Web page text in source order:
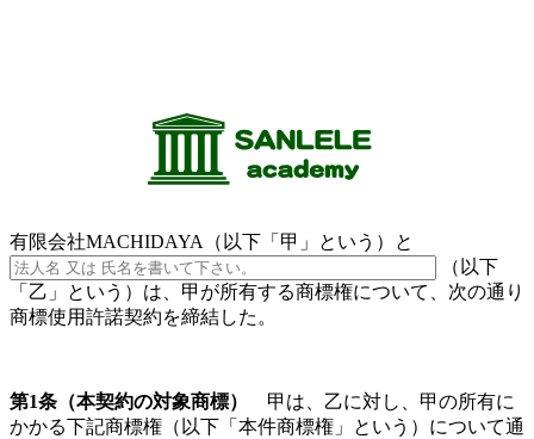
有限会社MACHIDAYA（以下「甲」という）と
（以下
「乙」という）は、甲が所有する商標権について、次の通り
商標使用許諾契約を締結した。
第1条（本契約の対象商標）
甲は、乙に対し、甲の所有に
かかる下記商標権（以下「本件商標権」という）について通